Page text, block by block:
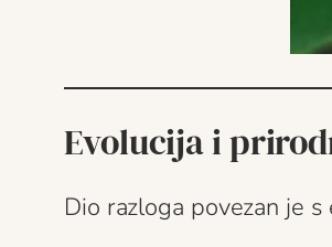
Evolucija i
Dio razloga povezan je s